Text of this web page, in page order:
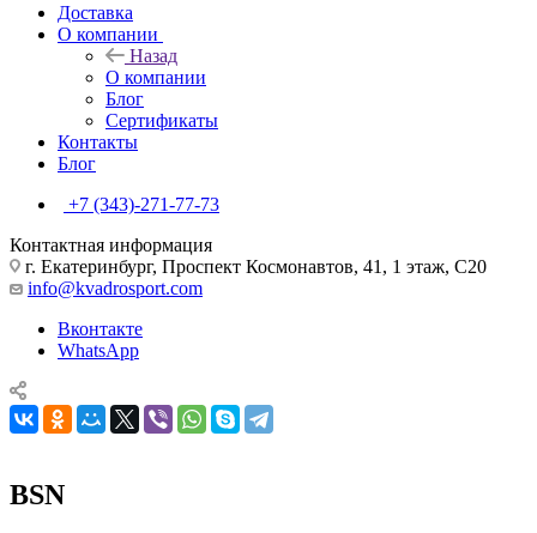
Доставка
О компании
Назад
О компании
Блог
Сертификаты
Контакты
Блог
+7 (343)-271-77-73
Контактная информация
г. Екатеринбург, Проспект Космонавтов, 41, 1 этаж, С20
info@kvadrosport.com
Вконтакте
WhatsApp
BSN